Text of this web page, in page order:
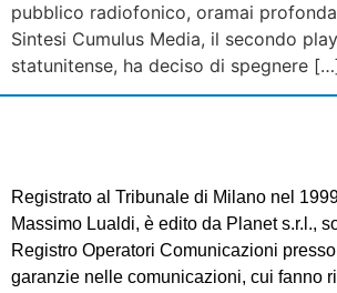
pubblico radiofonico, oramai
Sintesi Cumulus Media, il secondo
statunitense, ha deciso di spegnere
Registrato al Tribunale di Milano nel
Massimo Lualdi, è edito da Planet s.r.l.,
Registro Operatori Comunicazioni
garanzie nelle comunicazioni, cui fanno